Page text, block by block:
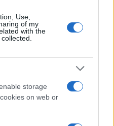
Use,
of my
with the
storage
on web or